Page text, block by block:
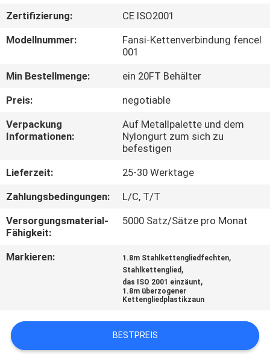
AUSFLUG
TRETEN
SIE
MIT
UNS
VERBINDUNG
NACHRICHTEN
EIN
ZITAT
Zertifizierung:
CE ISO2001
Modellnummer:
Fansi-Kettenverbindung fencel
001
Min Bestellmenge:
ein 20FT Behälter
Preis:
negotiable
Verpackung
Informationen:
Auf Metallpalette und dem
Nylongurt zum sich zu
befestigen
Lieferzeit:
25-30 Werktage
Zahlungsbedingungen:
L/C, T/T
Versorgungsmaterial-
Fähigkeit:
5000 Satz/Sätze pro Monat
Markieren: 1.8m Stahlkettengliedfechten,
Stahlkettenglied ,
das ISO 2001 einzäunt,
1.8m überzogener
Kettengliedplastikzaun
BESTPREIS